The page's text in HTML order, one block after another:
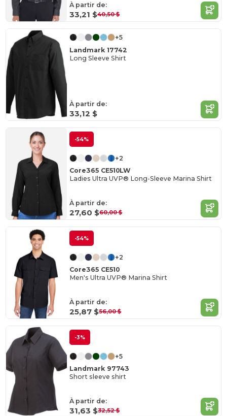
À partir de:
33,21 $40,50 $
+5
Landmark 17742
Long Sleeve Shirt
À partir de:
33,12 $
-54%
+2
Core365 CE510LW
Ladies Ultra UVP® Long-Sleeve Marina Shirt
À partir de:
27,60 $60,00 $
-54%
+2
Core365 CE510
Men's Ultra UVP® Marina Shirt
À partir de:
25,87 $56,00 $
-3%
+5
Landmark 97743
Short sleeve shirt
À partir de:
31,63 $32,52 $